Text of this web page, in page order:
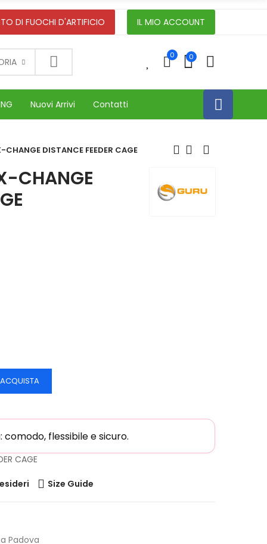
DI FUOCHI D'ARTIFICIO IL MIO ACCOUNT
0 0
Nuovi Arrivi Contatti
CHANGE DISTANCE FEEDER CAGE
CHANGE
ACQUISTA
flessibile e sicuro.
CAGE
Size Guide
Padova